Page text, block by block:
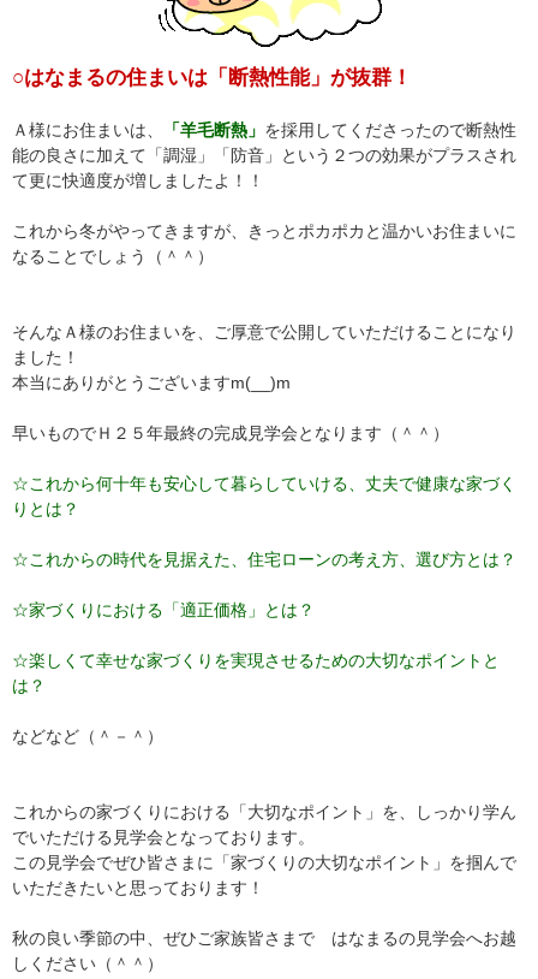
○はなまるの住まいは「断熱性能」が抜群！
Ａ様にお住まいは、 「羊毛断熱」 を採用してくださったので断熱性
能の良さに加えて「調湿」「防音」という２つの効果がプラスされ
て更に快適度が増しましたよ！！
これから冬がやってきますが、きっとポカポカと温かいお住まいに
なることでしょう（＾＾）
そんなＡ様のお住まいを、ご厚意で公開していただけることになり
ました！
本当にありがとうございますm(__)m
早いものでＨ２５年最終の完成見学会となります（＾＾）
☆これから何十年も安心して暮らしていける、丈夫で健康な家づく
りとは？
☆これからの時代を見据えた、住宅ローンの考え方、選び方とは？
☆家づくりにおける「適正価格」とは？
☆楽しくて幸せな家づくりを実現させるための大切なポイントと
は？
などなど（＾－＾）
これからの家づくりにおける「大切なポイント」を、しっかり学ん
でいただける見学会となっております。
この見学会でぜひ皆さまに「家づくりの大切なポイント」を掴んで
いただきたいと思っております！
秋の良い季節の中、ぜひご家族皆さまで はなまるの見学会へお越
しください（＾＾）